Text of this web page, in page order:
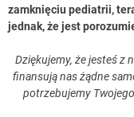
zamknięciu pediatrii,
jednak, że jest
Dziękujemy, że jesteś z
finansują nas żądne
potrzebujemy